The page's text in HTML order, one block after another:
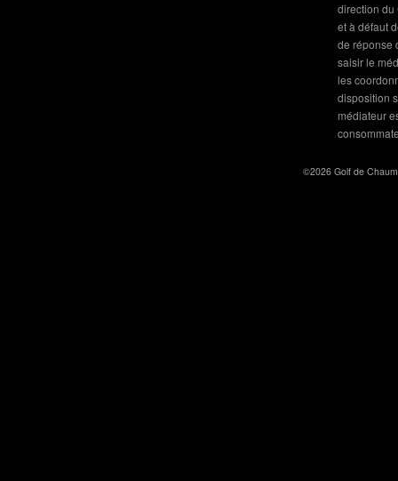
direction du
et à défaut
de réponse
saisir le
les
disposition
médiateur
©2026 Golf de